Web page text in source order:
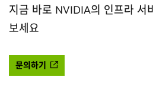
지금 바로 NVIDIA의 인프라 서
보세요
문의하기